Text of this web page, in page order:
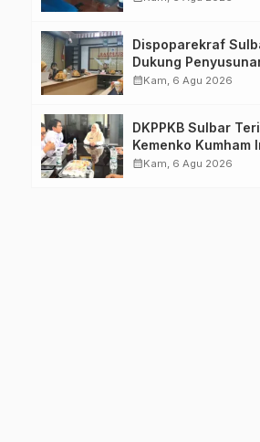
Dispoparekraf
Dukung
TPB/SDGs Sulawesi
calendar_monthKam, 6 Agu 2026
DKPPKB Sulbar
Kemenko Kumham
Perkuat Pelayanan
calendar_monthKam, 6 Agu 2026